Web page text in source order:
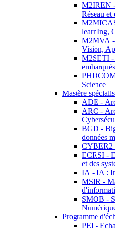
M2IREN
Réseau et
learnIng,
M2MVA -
Vision,
M2SETI -
Science
Mastère
ADE -
ARC -
BGD -
données
CYBER2
ECRSI -
et des
IA - IA :
MSIR -
SMOB -
Programme
PEI -